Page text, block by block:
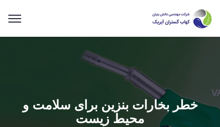
خطر بخارات بنزین برای سلامت و
محیط زیست